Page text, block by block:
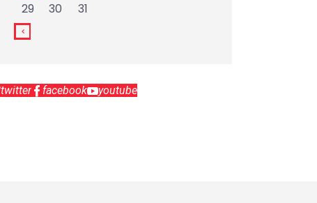
29
30 31
twitter facebook youtube